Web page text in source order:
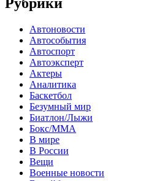
Автоновости
Автособытия
Автоспорт
Автоэксперт
Актеры
Аналитика
Баскетбол
Безумный мир
Биатлон/Лыжи
Бокс/MMA
В мире
В России
Вещи
Военные новости